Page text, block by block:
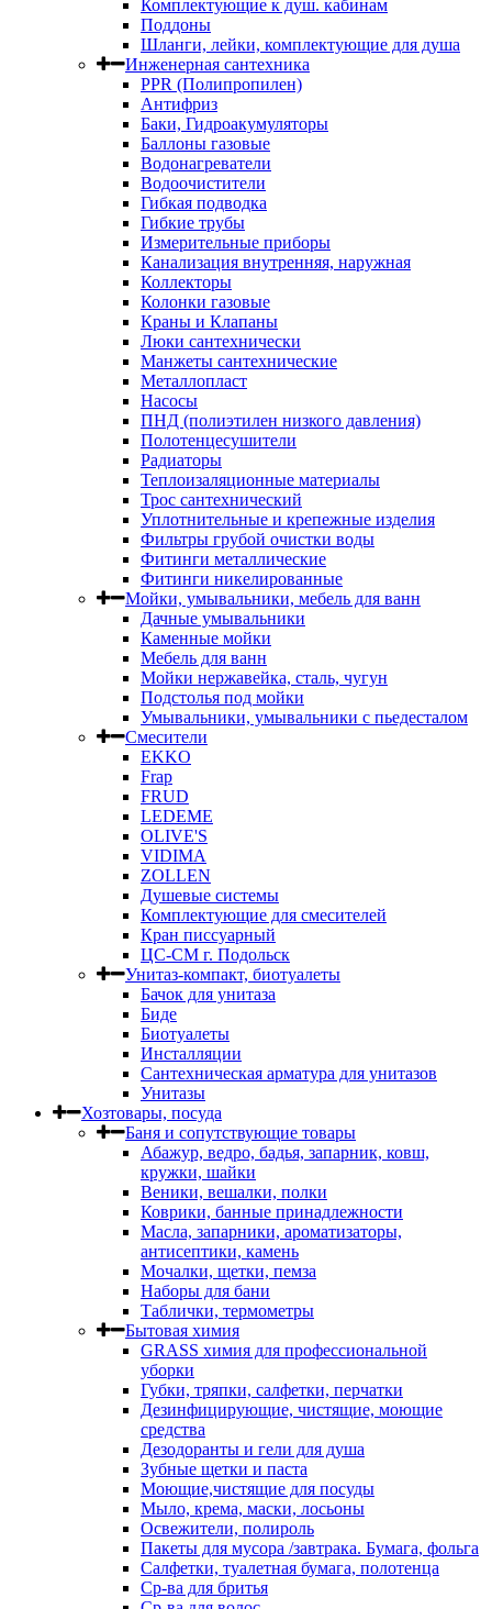
Комплектующие к душ. кабинам
Поддоны
Шланги, лейки, комплектующие для душа
Инженерная сантехника
PPR (Полипропилен)
Антифриз
Баки, Гидроакумуляторы
Баллоны газовые
Водонагреватели
Водоочистители
Гибкая подводка
Гибкие трубы
Измерительные приборы
Канализация внутренняя, наружная
Коллекторы
Колонки газовые
Краны и Клапаны
Люки сантехнически
Манжеты сантехнические
Металлопласт
Насосы
ПНД (полиэтилен низкого давления)
Полотенцесушители
Радиаторы
Теплоизаляционные материалы
Трос сантехнический
Уплотнительные и крепежные изделия
Фильтры грубой очистки воды
Фитинги металлические
Фитинги никелированные
Мойки, умывальники, мебель для ванн
Дачные умывальники
Каменные мойки
Мебель для ванн
Мойки нержавейка, сталь, чугун
Подстолья под мойки
Умывальники, умывальники с пьедесталом
Смесители
EKKO
Frap
FRUD
LEDEME
OLIVE'S
VIDIMA
ZOLLEN
Душевые системы
Комплектующие для смесителей
Кран писсуарный
ЦС-СМ г. Подольск
Унитаз-компакт, биотуалеты
Бачок для унитаза
Биде
Биотуалеты
Инсталляции
Сантехническая арматура для унитазов
Унитазы
Хозтовары, посуда
Баня и сопутствующие товары
Абажур, ведро, бадья, запарник, ковш,
кружки, шайки
Веники, вешалки, полки
Коврики, банные принадлежности
Масла, запарники, ароматизаторы,
антисептики, камень
Мочалки, щетки, пемза
Наборы для бани
Таблички, термометры
Бытовая химия
GRASS химия для профессиональной
уборки
Губки, тряпки, салфетки, перчатки
Дезинфицирующие, чистящие, моющие
средства
Дезодоранты и гели для душа
Зубные щетки и паста
Моющие,чистящие для посуды
Мыло, крема, маски, лосьоны
Освежители, полироль
Пакеты для мусора /завтрака. Бумага, фольга
Салфетки, туалетная бумага, полотенца
Ср-ва для бритья